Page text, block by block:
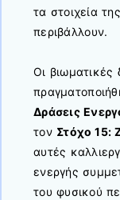
τα στοιχεία
περιβάλλουν.
Οι βιωματικές
Δράσεις
τον Στόχο 15:
αυτές
ενεργής
του φυσικού